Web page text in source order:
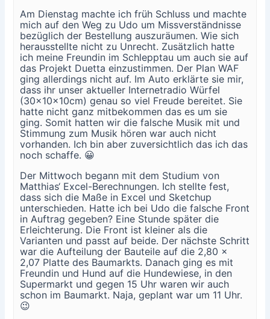
Am Dienstag machte ich früh Schluss und machte
mich auf den Weg zu Udo um Missverständnisse
bezüglich der Bestellung auszuräumen. Wie sich
herausstellte nicht zu Unrecht. Zusätzlich hatte
ich meine Freundin im Schlepptau um auch sie auf
das Projekt Duetta einzustimmen. Der Plan WAF
ging allerdings nicht auf. Im Auto erklärte sie mir,
dass ihr unser aktueller Internetradio Würfel
(30x10x10cm) genau so viel Freude bereitet. Sie
hatte nicht ganz mitbekommen das es um sie
ging. Somit hatten wir die falsche Musik mit und
Stimmung zum Musik hören war auch nicht
vorhanden. Ich bin aber zuversichtlich das ich das
noch schaffe. 😀
Der Mittwoch begann mit dem Studium von
Matthias‘ Excel-Berechnungen. Ich stellte fest,
dass sich die Maße in Excel und Sketchup
unterschieden. Hatte ich bei Udo die falsche Front
in Auftrag gegeben? Eine Stunde später die
Erleichterung. Die Front ist kleiner als die
Varianten und passt auf beide. Der nächste Schritt
war die Aufteilung der Bauteile auf die 2,80 x
2,07 Platte des Baumarkts. Danach ging es mit
Freundin und Hund auf die Hundewiese, in den
Supermarkt und gegen 15 Uhr waren wir auch
schon im Baumarkt. Naja, geplant war um 11 Uhr.
😉